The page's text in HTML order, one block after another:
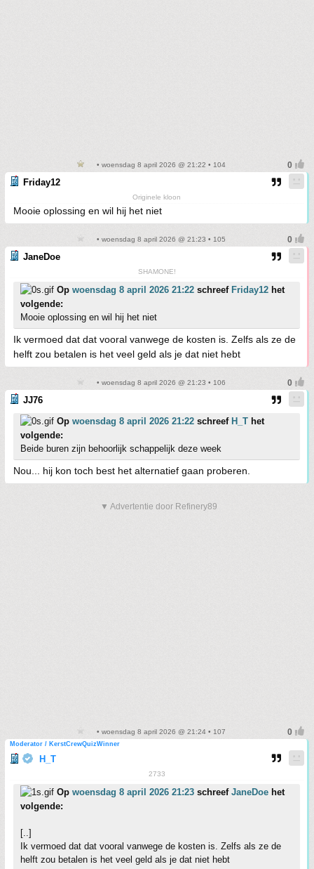
• woensdag 8 april 2026 @ 21:22 • 104
Friday12
Originele kloon
Mooie oplossing en wil hij het niet
• woensdag 8 april 2026 @ 21:23 • 105
JaneDoe
SHAMONE!
Op woensdag 8 april 2026 21:22 schreef Friday12 het
volgende:
Mooie oplossing en wil hij het niet
Ik vermoed dat dat vooral vanwege de kosten is. Zelfs als ze de
helft zou betalen is het veel geld als je dat niet hebt
• woensdag 8 april 2026 @ 21:23 • 106
JJ76
Op woensdag 8 april 2026 21:22 schreef H_T het
volgende:
Beide buren zijn behoorlijk schappelijk deze week
Nou... hij kon toch best het alternatief gaan proberen.
▼ Advertentie door Refinery89
• woensdag 8 april 2026 @ 21:24 • 107
Moderator / KerstCrewQuizWinner
H_T
2733
Op woensdag 8 april 2026 21:23 schreef JaneDoe het
volgende:
[..]
Ik vermoed dat dat vooral vanwege de kosten is. Zelfs als ze de
helft zou betalen is het veel geld als je dat niet hebt